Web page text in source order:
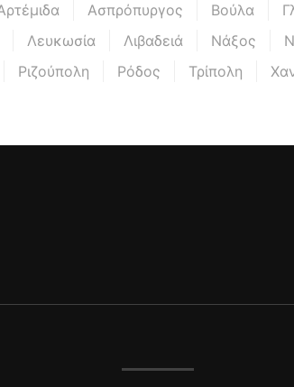
Ασπρόπυργος Βούλα
Λευκωσία Λιβαδειά Νάξος
Ριζούπολη Ρόδος Τρίπολη